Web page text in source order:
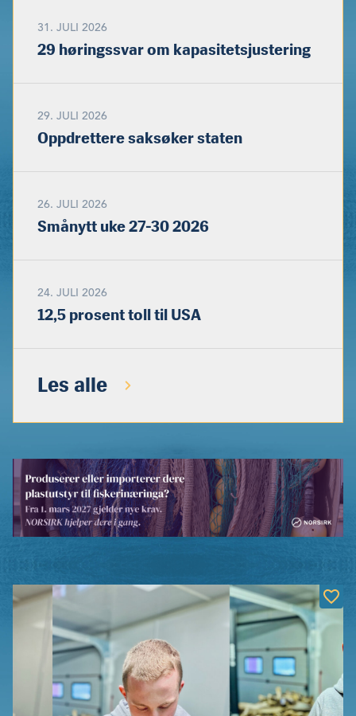
31. JULI 2026
29 høringssvar om kapasitetsjustering
29. JULI 2026
Oppdrettere saksøker staten
26. JULI 2026
Smånytt uke 27-30 2026
24. JULI 2026
12,5 prosent toll til USA
Les alle